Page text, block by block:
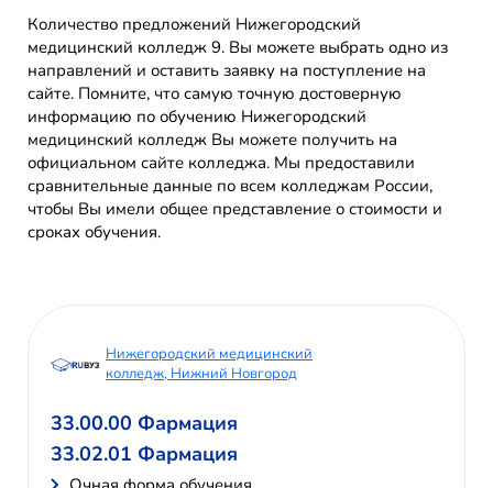
Количество предложений Нижегородский
медицинский колледж 9. Вы можете выбрать одно из
направлений и оставить заявку на поступление на
сайте. Помните, что самую точную достоверную
информацию по обучению Нижегородский
медицинский колледж Вы можете получить на
официальном сайте колледжа. Мы предоставили
сравнительные данные по всем колледжам России,
чтобы Вы имели общее представление о стоимости и
сроках обучения.
Нижегородский медицинский
колледж, Нижний Новгород
33.00.00 Фармация
33.02.01 Фармация